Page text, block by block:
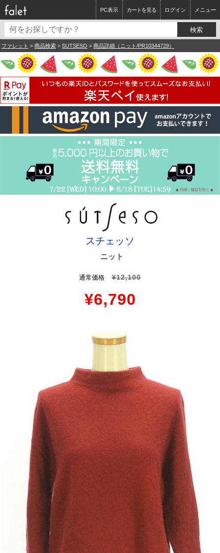
ログイン メニュー
カートを見る
PC表示
ファレット > 商品検索 > SUTSESO > 商品詳細（ニット/PR10344729）
スチェッソ
ニット
通常価格 ¥12,100
¥6,790